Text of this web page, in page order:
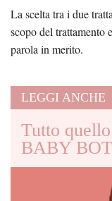
La scelta tra i due
scopo del trattamento
parola in merito.
LEGGI ANCHE
Tutto
BABY